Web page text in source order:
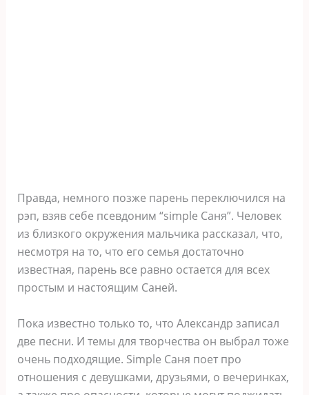
Правда, немного позже парень переключился на
рэп, взяв себе псевдоним “simple Саня”. Человек
из близкого окружения мальчика рассказал, что,
несмотря на то, что его семья достаточно
известная, парень все равно остается для всех
простым и настоящим Саней.
Пока известно только то, что Александр записал
две песни. И темы для творчества он выбрал тоже
очень подходящие. Simple Саня поет про
отношения с девушками, друзьями, о вечеринках,